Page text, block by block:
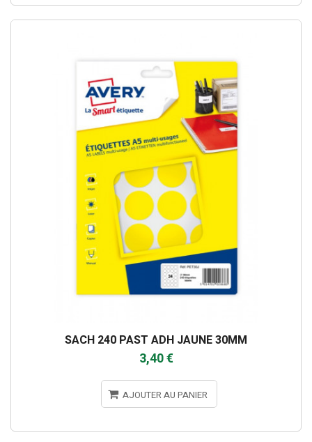
SACH 240 PAST ADH JAUNE 30MM
3,40 €
AJOUTER AU PANIER